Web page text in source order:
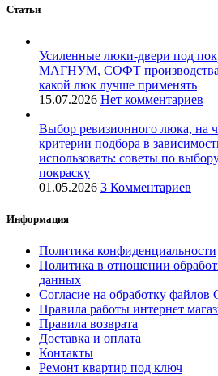
Статьи
Усиленные люки-двери под
МАГНУМ, СОФТ производства
какой люк лучше применять
15.07.2026 Нет комментариев
Выбор ревизионного люка, на
критерии подбора в
использовать: советы по
покраску
01.05.2026 3 Комментариев
Информация
Политика конфиденциальности
Политика в отношении
данных
Согласие на обработку файлов
Правила работы интернет
Правила возврата
Доставка и оплата
Контакты
Ремонт квартир под ключ